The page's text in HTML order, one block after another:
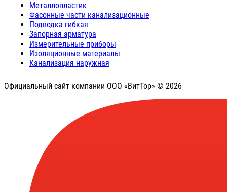
Металлопластик
Фасонные части канализационные
Подводка гибкая
Запорная арматура
Измерительные приборы
Изоляционные материалы
Канализация наружная
Официальный сайт компании ООО «ВитТор» © 2026